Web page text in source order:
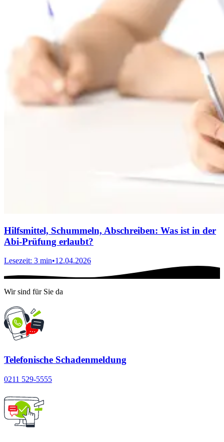
Hilfsmittel, Schummeln, Abschreiben: Was ist in der
Abi-Prüfung erlaubt?
Lesezeit: 3 min•12.04.2026
Wir sind für Sie da
Telefonische Schadenmeldung
0211 529-5555